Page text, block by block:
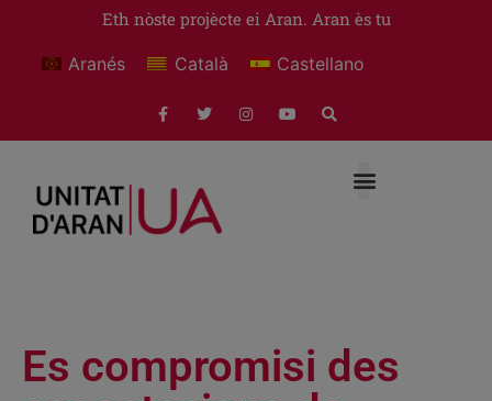
Eth nòste projècte ei Aran. Aran ès tu
Aranés Català Castellano
Es compromisi des